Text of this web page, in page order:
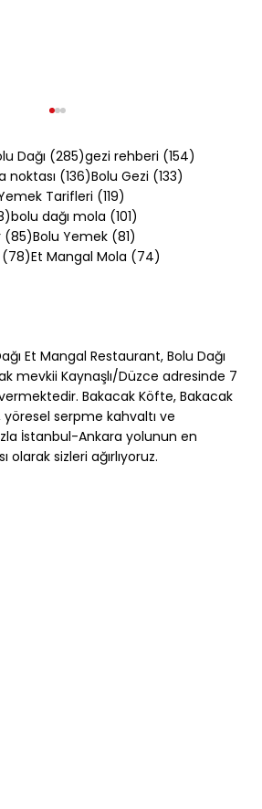
Ucunda Ne Var?
yazı
Dağı (285)285 yazı
gezi rehberi (154)
noktası (136)136 yazı
Bolu Gezi (133)
yazıTarifleri (119)
118 yazı
bolu dağı mola (101)
(85)85 yazı
Bolu Yemek (81)
(78)78 yazı
Et Mangal Mola (74)
Et Mangal Restaurant, Bolu Dağı
mevkii Kaynaşlı/Düzce adresinde 7
Bakacak Köfte, Bakacak
serpme kahvaltı ve
İstanbul-Ankara yolunun en
sizleri ağırlıyoruz.